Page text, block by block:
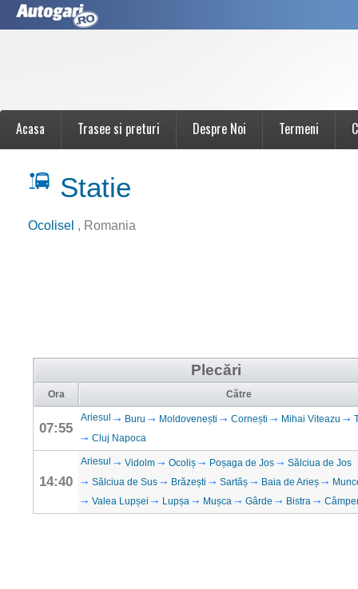
Acasa Trasee si preturi Despre Noi Termeni
Statie
Ocolisel , Romania
Plecări
Ora Către
07:55
Ariesul Buru Moldovenești Cornești Mihai Viteazu
Cluj Napoca
14:40
Ariesul Vidolm Ocoliș Poșaga de Jos
Sălciua de Jos
Sălciua de Sus
Brăzești Sartăș Baia de Arieș
Valea Lupșei
Lupșa Mușca Gârde Bistra